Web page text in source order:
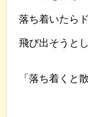
落ち着いたら
飛び出そうと
「落ち着くと